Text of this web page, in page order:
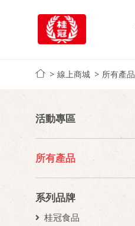
線上商城 所有產品
活動專區
所有產品
系列品牌
桂冠食品